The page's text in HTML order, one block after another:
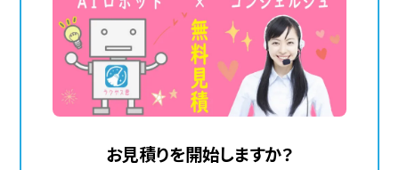
お見積りを開始しますか？